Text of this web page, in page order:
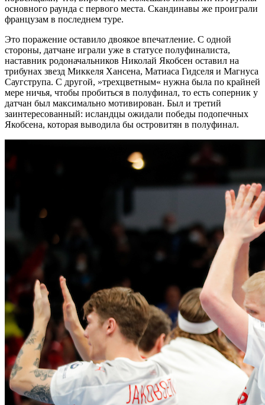
основного раунда с первого места. Скандинавы же проиграли
французам в последнем туре.
Это поражение оставило двоякое впечатление. С одной
стороны, датчане играли уже в статусе полуфиналиста,
наставник родоначальников Николай Якобсен оставил на
трибунах звезд Миккеля Хансена, Матиаса Гидселя и Магнуса
Саугструпа. С другой, »трехцветным« нужна была по крайней
мере ничья, чтобы пробиться в полуфинал, то есть соперник у
датчан был максимально мотивирован. Был и третий
заинтересованный: исландцы ожидали победы подопечных
Якобсена, которая выводила бы островитян в полуфинал.